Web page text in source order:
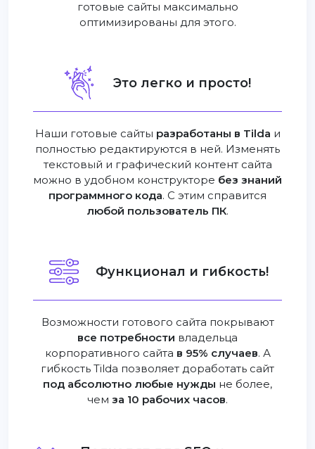
готовые сайты максимально
оптимизированы для этого.
Это легко и просто!
Наши готовые сайты разработаны в Tilda и
полностью редактируются в ней. Изменять
текстовый и графический контент сайта
можно в удобном конструкторе без знаний
программного кода. С этим справится
любой пользователь ПК.
Функционал и гибкость!
Возможности готового сайта покрывают
все потребности владельца
корпоративного сайта в 95% случаев. А
гибкость Tilda позволяет доработать сайт
под абсолютно любые нужды не более,
чем за 10 рабочих часов.